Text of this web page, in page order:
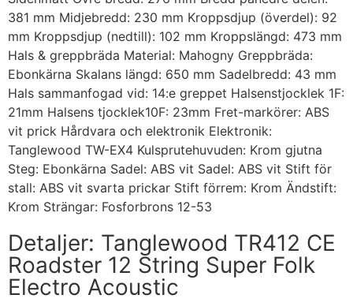
381 mm Midjebredd: 230 mm Kroppsdjup (överdel): 92
mm Kroppsdjup (nedtill): 102 mm Kroppslängd: 473 mm
Hals & greppbräda Material: Mahogny Greppbräda:
Ebonkärna Skalans längd: 650 mm Sadelbredd: 43 mm
Hals sammanfogad vid: 14:e greppet Halsenstjocklek 1F:
21mm Halsens tjocklek10F: 23mm Fret-markörer: ABS
vit prick Hårdvara och elektronik Elektronik:
Tanglewood TW-EX4 Kulsprutehuvuden: Krom gjutna
Steg: Ebonkärna Sadel: ABS vit Sadel: ABS vit Stift för
stall: ABS vit svarta prickar Stift förrem: Krom Ändstift:
Krom Strängar: Fosforbrons 12-53
Detaljer: Tanglewood TR412 CE
Roadster 12 String Super Folk
Electro Acoustic